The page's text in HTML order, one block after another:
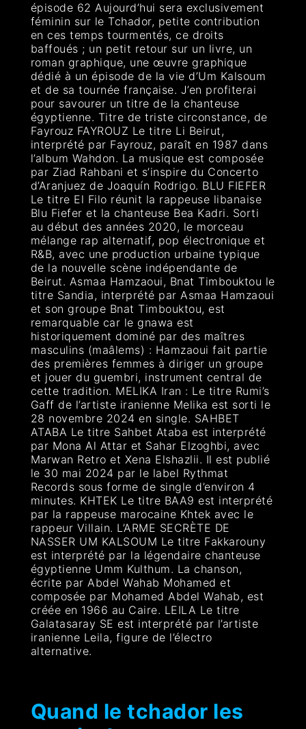
épisode 62 Aujourd’hui sera exclusivement
féminin sur le Tchador, petite contribution
en ces temps tourmentés, ce droits
baffoués ; un petit retour sur un livre, un
roman graphique, une œuvre graphique
dédié à un épisode de la vie d’Um Kalsoum
et de sa tournée française. J’en profiterai
pour savourer un titre de la chanteuse
égyptienne. Titre de triste circonstance, de
Fayrouz FAYROUZ Le titre Li Beirut,
interprété par Fayrouz, paraît en 1987 dans
l’album Wahdon. La musique est composée
par Ziad Rahbani et s’inspire du Concerto
d’Aranjuez de Joaquín Rodrigo. BLU FIEFER
Le titre El Filo réunit la rappeuse libanaise
Blu Fiefer et la chanteuse Bea Kadri. Sorti
au début des années 2020, le morceau
mélange rap alternatif, pop électronique et
R&B, avec une production urbaine typique
de la nouvelle scène indépendante de
Beirut. Asmaa Hamzaoui, Bnat Timbouktou le
titre Sandia, interprété par Asmaa Hamzaoui
et son groupe Bnat Timbouktou, est
remarquable car le gnawa est
historiquement dominé par des maîtres
masculins (maâlems) : Hamzaoui fait partie
des premières femmes à diriger un groupe
et jouer du guembri, instrument central de
cette tradition. MELIKA Iran : Le titre Rumi’s
Gaff de l’artiste iranienne Melika est sorti le
28 novembre 2024 en single. SAHBET
ATABA Le titre Sahbet Ataba est interprété
par Mona Al Attar et Sahar Elzoghbi, avec
Marwan Retro et Xena Elshazlii. Il est publié
le 30 mai 2024 par le label Rythmat
Records sous forme de single d’environ 4
minutes. KHTEK Le titre BAA9 est interprété
par la rappeuse marocaine Khtek avec le
rappeur Villain. L’ARME SECRÈTE DE
NASSER UM KALSOUM Le titre Fakkarouny
est interprété par la légendaire chanteuse
égyptienne Umm Kulthum. La chanson,
écrite par Abdel Wahab Mohamed et
composée par Mohamed Abdel Wahab, est
créée en 1966 au Caire. LEILA Le titre
Galatasaray SE est interprété par l’artiste
iranienne Leila, figure de l’électro
alternative.
Quand le tchador les